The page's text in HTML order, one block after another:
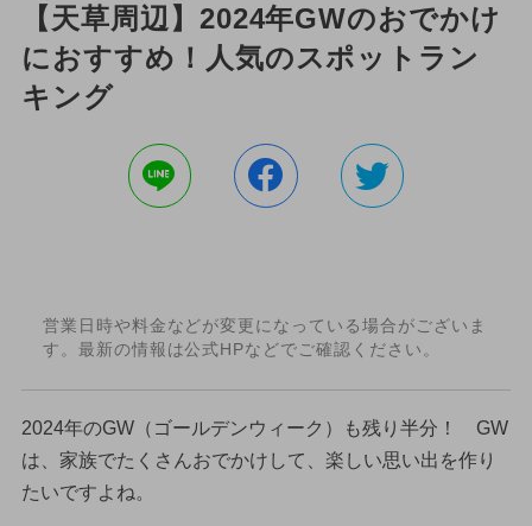
【天草周辺】2024年GWのおでかけ
におすすめ！人気のスポットラン
キング
営業日時や料金などが変更になっている場合がございま
す。最新の情報は公式HPなどでご確認ください。
2024年のGW（ゴールデンウィーク）も残り半分！ GW
は、家族でたくさんおでかけして、楽しい思い出を作り
たいですよね。